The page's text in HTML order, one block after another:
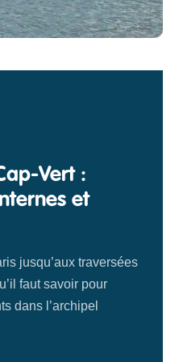
Vert :
et
jusqu’aux traversées
faut savoir pour
dans l’archipel